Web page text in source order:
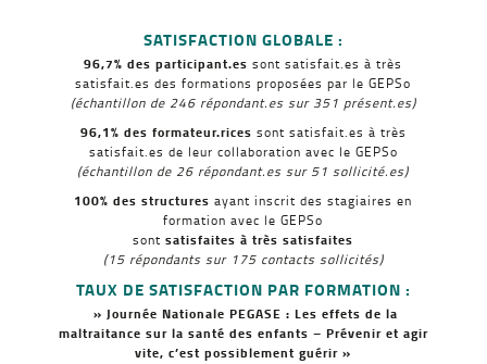
SATISFACTION GLOBALE :
96,7% des participant.essont satisfait.es à très
satisfait.es des formations proposées par le GEPSo
(échantillon de 246 répondant.es sur 351 présent.es)
96,1% des formateur.rices sont satisfait.es à très
satisfait.es de leur collaboration avec le GEPSo
(échantillon de 26 répondant.es sur 51 sollicité.es)
100% des structures ayant inscrit des stagiaires en
formation avec le GEPSo
sontsatisfaites à très satisfaites
(15 répondants sur 175 contacts sollicités)
TAUX DE SATISFACTION PAR FORMATION :
» Journée Nationale PEGASE : Les effets de la
maltraitance sur la santé des enfants – Prévenir et agir
vite, c’est possiblement guérir »